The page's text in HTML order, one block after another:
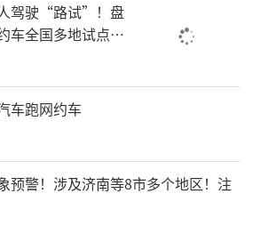
驾驶“路试”！盘
车全国多地试点之
车跑网约车
预警！涉及济南等8市多个地区！注